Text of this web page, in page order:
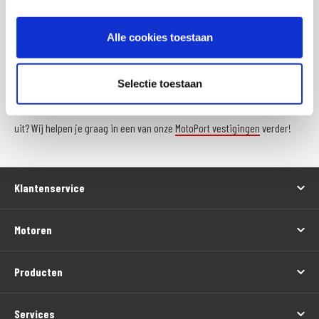
Alle cookies toestaan
Selectie toestaan
✅ Landelijk servicenetwerk
Toch nog even het product in het echt zien of kom je er niet helemaal
uit? Wij helpen je graag in een van onze MotoPort vestigingen verder!
Klantenservice
Motoren
Producten
Services